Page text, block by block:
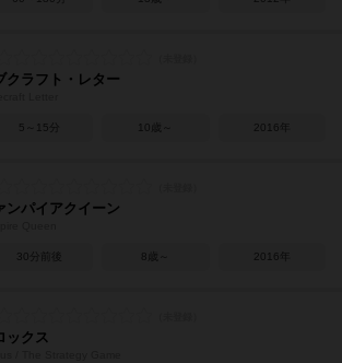
クラフト・レター
5～15分 10歳～ 2016年
ンパイアクイーン
30分前後 8歳～ 2016年
ックス